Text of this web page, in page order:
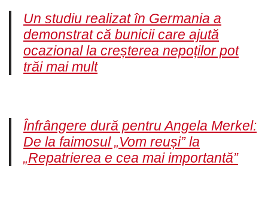
Un studiu realizat în Germania a
demonstrat că bunicii care ajută
ocazional la creșterea nepoților pot
trăi mai mult
Înfrângere dură pentru Angela Merkel:
De la faimosul „Vom reuși” la
„Repatrierea e cea mai importantă”